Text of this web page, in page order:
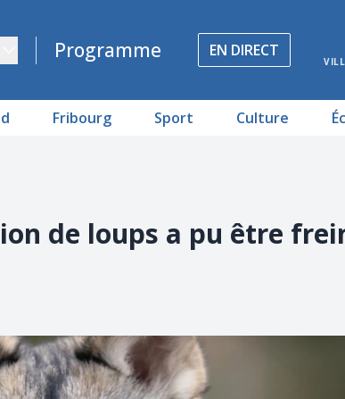
Programme EN DIRECT
Fribourg Sport Culture
de loups a pu être